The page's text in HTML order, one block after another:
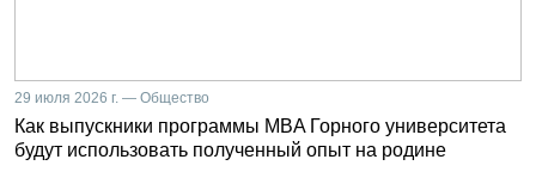
29 июля 2026 г. — Общество
Как выпускники программы MBA Горного университета
будут использовать полученный опыт на родине